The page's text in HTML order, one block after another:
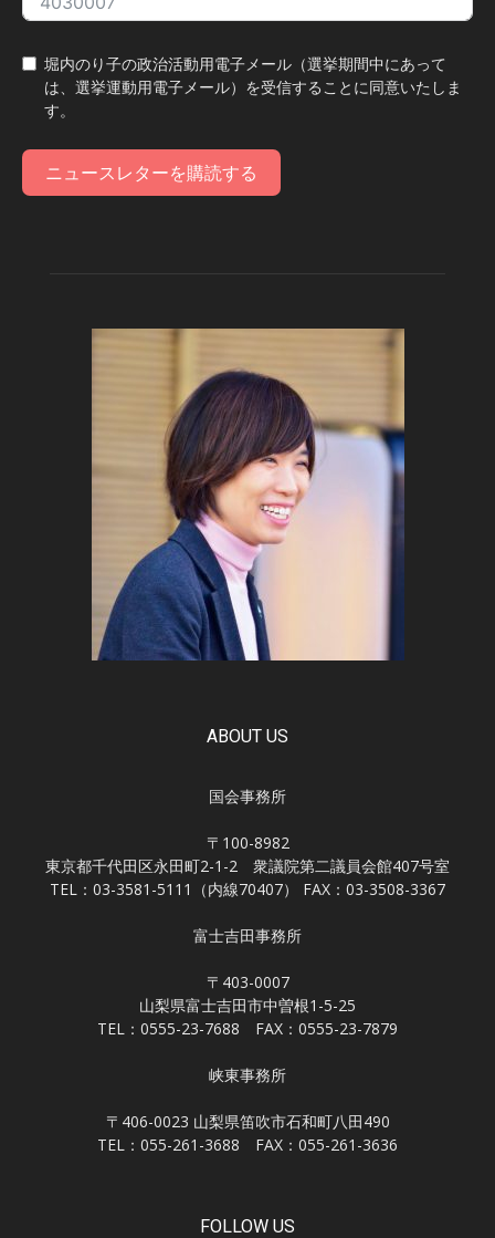
堀内のり子の政治活動用電子メール（選挙期間中にあって
は、選挙運動用電子メール）を受信することに同意いたしま
す。
ニュースレターを購読する
ABOUT US
国会事務所
〒100-8982
東京都千代田区永田町2-1-2 衆議院第二議員会館407号室
TEL：03-3581-5111（内線70407） FAX：03-3508-3367
富士吉田事務所
〒403-0007
山梨県富士吉田市中曽根1-5-25
TEL：0555-23-7688 FAX：0555-23-7879
峡東事務所
〒406-0023 山梨県笛吹市石和町八田490
TEL：055-261-3688 FAX：055-261-3636
FOLLOW US